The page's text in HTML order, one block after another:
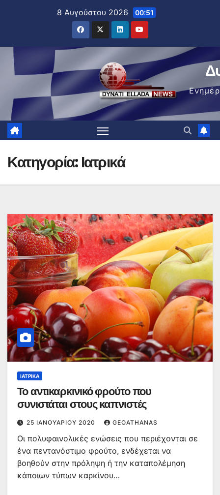
8 Αυγούστου 2026 00:51
Κατηγορία: Ιατρικά
ΙΑΤΡΙΚΆ
Το αντικαρκινικό φρούτο που
συνιστάται στους καπνιστές
25 ΙΑΝΟΥΑΡΊΟΥ 2020 GEOATHANAS
Οι πολυφαινολικές ενώσεις που περιέχονται σε
ένα πεντανόστιμο φρούτο, ενδέχεται να
βοηθούν στην πρόληψη ή την καταπολέμηση
κάποιων τύπων καρκίνου…